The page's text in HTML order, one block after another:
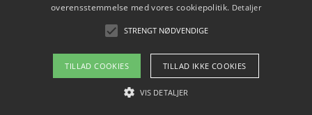
Om / kontakt
Blog Betingelser
overensstemmelse med vores cookiepolitik. Detaljer
STRENGT NØDVENDIGE
TILLAD COOKIES TILLAD IKKE COOKIES
VIS DETALJER